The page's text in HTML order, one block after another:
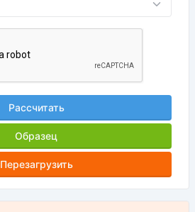
Рассчитать
Образец
Перезагрузить